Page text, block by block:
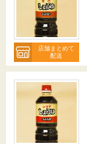
店舗まとめて
配送